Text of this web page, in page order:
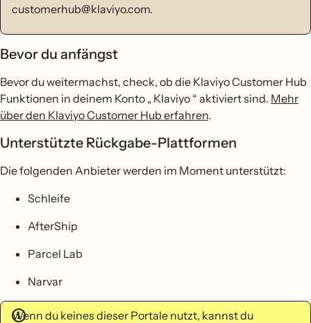
customerhub@klaviyo.com.
Bevor du anfängst
Bevor du weitermachst, check, ob die Klaviyo Customer Hub
Funktionen in deinem Konto „ Klaviyo “ aktiviert sind. Mehr
über den Klaviyo Customer Hub erfahren.
Unterstützte Rückgabe-Plattformen
Die folgenden Anbieter werden im Moment unterstützt:
Schleife
AfterShip
Parcel Lab
Narvar
Wenn du keines dieser Portale nutzt, kannst du